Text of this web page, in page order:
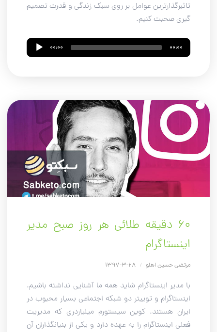
تاثبرگذارترین عوامل بر روی سبک زندگی و قدرت تصمیم
گیری صحبت کنیم.
Audio
Player
00:00 00:00
۶۰ دقیقه طلائی هر روز صبح مدیر
اینستاگرام
مرتضی حسین اهلو /
با مدیر اینستاگرام شاید همه ما آشنایی نداشته باشیم.
اینستاگرام و توییتر دو شبکه اجتماعی بسیار محبوب در
ایران هستند. کوین سیستورم میلیاردری که مدیریت
فعلی اینستاگرام را به عهده دارد و یکی از بنیانگذاران آن